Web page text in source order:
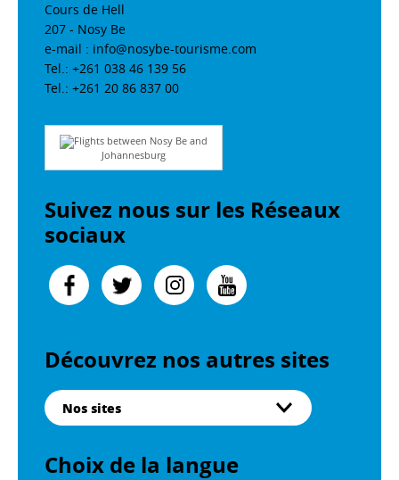
Cours de Hell
207 - Nosy Be
e-mail : info@nosybe-tourisme.com
Tel.: +261 038 46 139 56
Tel.: +261 20 86 837 00
Flights between Nosy Be and
Johannesburg
Suivez nous sur les Réseaux
sociaux
Découvrez nos autres sites
Nos sites
Choix de la langue